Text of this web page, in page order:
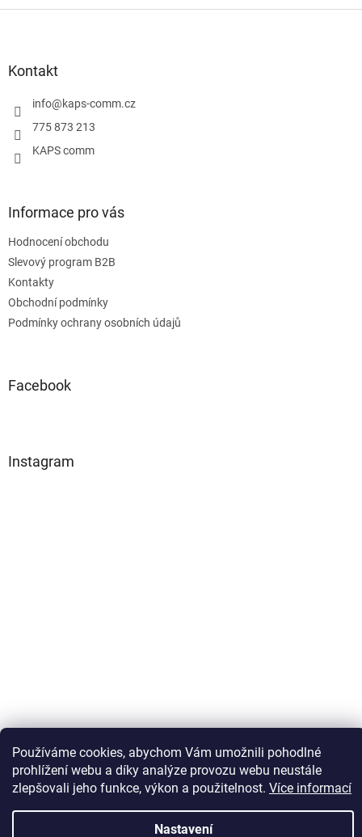
Používáme cookies, abychom Vám umožnili pohodlné
prohlížení webu a díky analýze provozu webu neustále
zlepšovali jeho funkce, výkon a použitelnost. Více informací
Nastavení
Kontakt
info@kaps-comm.cz
775 873 213
KAPS comm
Informace pro vás
Hodnocení obchodu
Slevový program B2B
Kontakty
Obchodní podmínky
Podmínky ochrany osobních údajů
Facebook
Instagram
Sledovat na Instagramu